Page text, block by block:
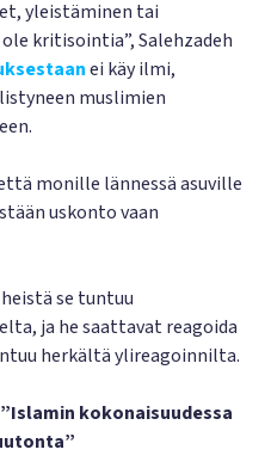
yleistäminen tai
kritisointia”, Salehzadeh
ei käy ilmi,
muslimien
monille lännessä asuville
uskonto vaan
se tuntuu
ja he saattavat reagoida
herkältä ylireagoinnilta.
kokonaisuudessa